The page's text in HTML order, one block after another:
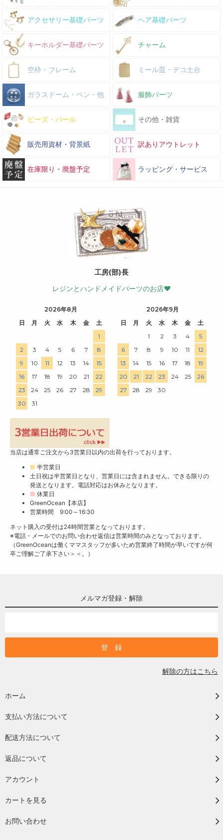
アクセサリー基礎パーツ ヘア基礎パーツ
キーホルダー基礎パーツ チャーム
空枠・フレーム ミール皿・デコ土台
ガラスドーム・ペン・他 服飾パーツ
ビーズ・パール その他・雑貨
販売用資材・背景紙 訳ありアウトレット
在庫限り・廃盤予定 ラッピング・サービス
工房(部)長
レジンとハンドメイドパーツのお店♥
2026年8月
日
月 火 水 木 金
土
1
2
3 4 5 6 7
8
9
10 11 12 13 14
15
16
17 18 19 20 21
22
23
24 25 26 27 28
29
30
31
2026年9月
日
月 火 水 木 金
土
1
2 3 4
5
6
7 8 9 10 11
12
13
14 15 16 17 18
19
20
21 22 23 24 25
26
27
28 29 30
当店は通常ご注文から3営業日以内の出荷を行っております。
■ 半営業日
土日祝は半営業日となり、営業日には含まれません。できる限りの
発送となります。電話対応はお休みとなります。
■ 休業日
GreenOcean【本店】
営業時間 9:00～16:30
ネット購入の受付は24時間営業となっております。
※電話・メールでのお問い合わせ返信は営業時間のみとなっております。
（GreenOceanは働くママスタッフが多いため営業終了時間が早いですが何
卒ご理解ご了承下さい＞＜。）
メルマガ登録・解除
解除の方はこちら
ホーム
支払い方法について
配送方法について
返品について
アカウント
カートを見る
お問い合わせ